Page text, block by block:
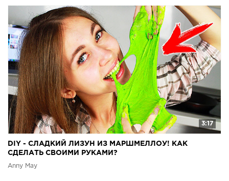
3:17
DIY - СЛАДКИЙ ЛИЗУН ИЗ МАРШМЕЛЛОУ! КАК
СДЕЛАТЬ СВОИМИ РУКАМИ?
Anny May